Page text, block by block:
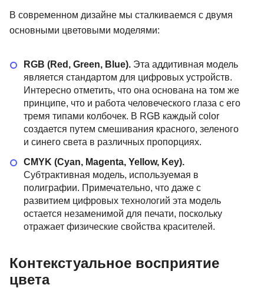
В современном дизайне мы сталкиваемся с двумя
основными цветовыми моделями:
RGB (Red, Green, Blue). Эта аддитивная модель
является стандартом для цифровых устройств.
Интересно отметить, что она основана на том же
принципе, что и работа человеческого глаза с его
тремя типами колбочек. В RGB каждый color
создается путем смешивания красного, зеленого
и синего света в различных пропорциях.
CMYK (Cyan, Magenta, Yellow, Key).
Субтрактивная модель, используемая в
полиграфии. Примечательно, что даже с
развитием цифровых технологий эта модель
остается незаменимой для печати, поскольку
отражает физические свойства красителей.
Контекстуальное восприятие
цвета